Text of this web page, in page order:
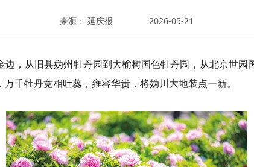
来源： 延庆报 2026-05-21
，从旧县妫州牡丹园到大榆树国色牡丹园，从北京世园
千牡丹竞相吐蕊，雍容华贵，将妫川大地装点一新。